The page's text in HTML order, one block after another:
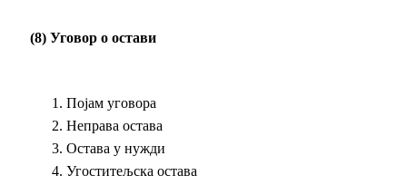
(8) Уговор о остави
Појам уговора
Неправа остава
Остава у нужди
Угоститељска остава